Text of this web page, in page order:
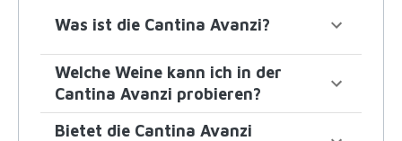
Was ist die Cantina Avanzi?
Welche Weine kann ich in der
Cantina Avanzi probieren?
Bietet die Cantina Avanzi